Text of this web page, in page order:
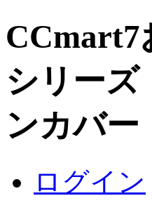
CCmart7
シリー
ンカバー
ログイン